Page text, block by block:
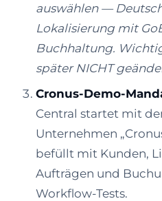
auswählen —
Lokalisierung mit
Buchhaltung.
später NICHT
Cronus-Demo-
Central startet mit
Unternehmen
befüllt mit Kunden,
Aufträgen und
Workflow-Tests.